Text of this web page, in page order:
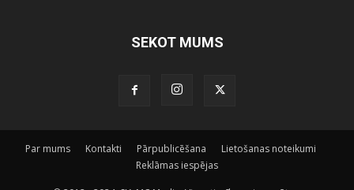
SEKOT MUMS
Par mums Kontakti Pārpublicēšana
Lietošanas noteikumi
Reklāmas iespējas